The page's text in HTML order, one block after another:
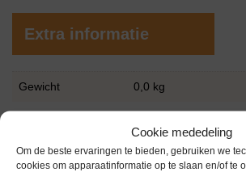
Cookie mededeling
Om de beste ervaringen te bieden, gebruiken we
cookies om apparaatinformatie op te slaan en/of te
Extra informatie
Gewicht 0,0 kg